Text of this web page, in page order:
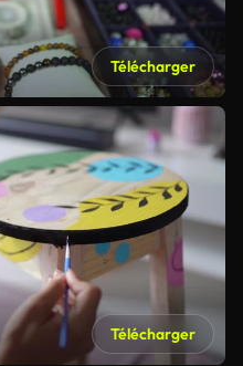
Télécharger
Télécharger